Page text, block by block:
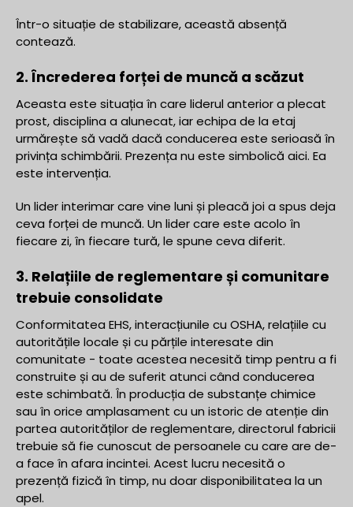
Într-o situație de stabilizare, această absență
contează.
2. Încrederea forței de muncă a scăzut
Aceasta este situația în care liderul anterior a plecat
prost, disciplina a alunecat, iar echipa de la etaj
urmărește să vadă dacă conducerea este serioasă în
privința schimbării. Prezența nu este simbolică aici. Ea
este intervenția.
Un lider interimar care vine luni și pleacă joi a spus deja
ceva forței de muncă. Un lider care este acolo în
fiecare zi, în fiecare tură, le spune ceva diferit.
3. Relațiile de reglementare și comunitare
trebuie consolidate
Conformitatea EHS, interacțiunile cu OSHA, relațiile cu
autoritățile locale și cu părțile interesate din
comunitate - toate acestea necesită timp pentru a fi
construite și au de suferit atunci când conducerea
este schimbată. În producția de substanțe chimice
sau în orice amplasament cu un istoric de atenție din
partea autorităților de reglementare, directorul fabricii
trebuie să fie cunoscut de persoanele cu care are de-
a face în afara incintei. Acest lucru necesită o
prezență fizică în timp, nu doar disponibilitatea la un
apel.